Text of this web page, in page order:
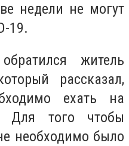
недели не могут
19.
житель
рассказал,
ехать на
Для того чтобы
необходимо было